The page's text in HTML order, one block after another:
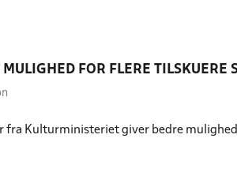
FOR FLERE
fra Kulturministeriet giver bedre